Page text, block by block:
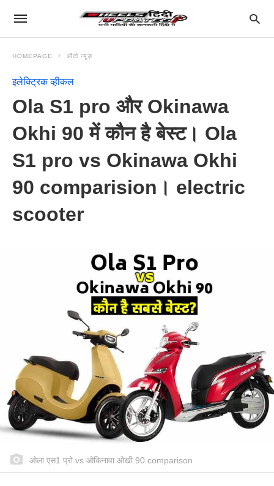
HOMEPAGE ऑटो न्यूज़
इलेक्ट्रिक व्हीकल
Ola S1 pro और Okinawa
Okhi 90 में कौन है बेस्ट। Ola
S1 pro vs Okinawa Okhi
90 comparision। electric
scooter
ओला एस1 प्रो vs ओकिनावा ओखी 90 comparison